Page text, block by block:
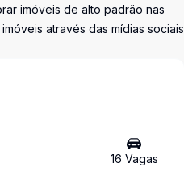
imóveis de alto padrão nas
através das mídias sociais
16 Vagas